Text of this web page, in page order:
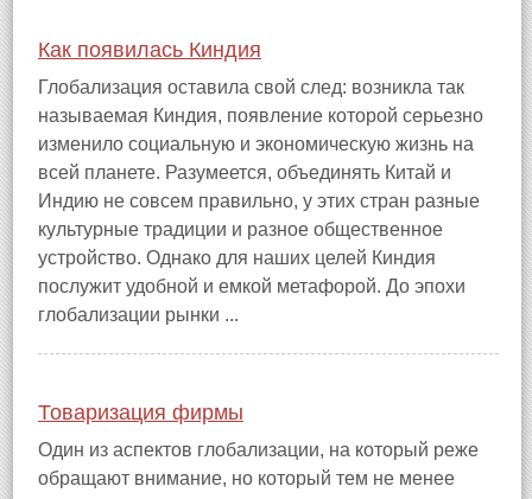
Как появилась Киндия
Глобализация оставила свой след: возникла так
называемая Киндия, появление которой серьезно
изменило социальную и экономическую жизнь на
всей планете. Разумеется, объединять Китай и
Индию не совсем правильно, у этих стран разные
культурные традиции и разное общественное
устройство. Однако для наших целей Киндия
послужит удобной и емкой метафорой. До эпохи
глобализации рынки ...
Товаризация фирмы
Один из аспектов глобализации, на который реже
обращают внимание, но который тем не менее